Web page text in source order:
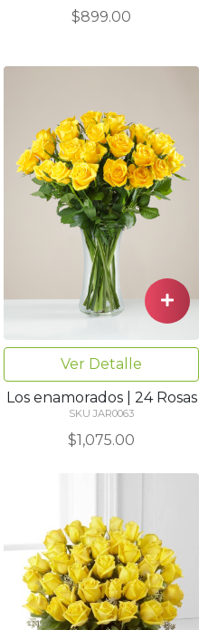
$899.00
Ver Detalle
Los enamorados | 24 Rosas
SKU JAR0063
$1,075.00